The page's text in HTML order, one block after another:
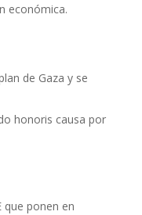
económica.
de Gaza y se
honoris causa por
que ponen en